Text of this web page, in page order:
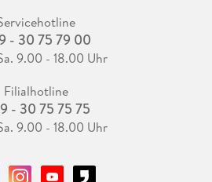
- 30 75 79 00
9.00 - 18.00 Uhr
Filialhotline
- 30 75 75 75
9.00 - 18.00 Uhr